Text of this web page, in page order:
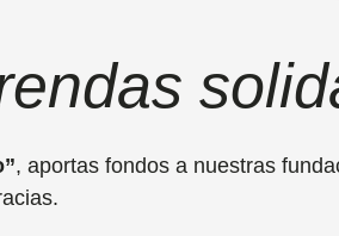
, aportas fondos a nuestras